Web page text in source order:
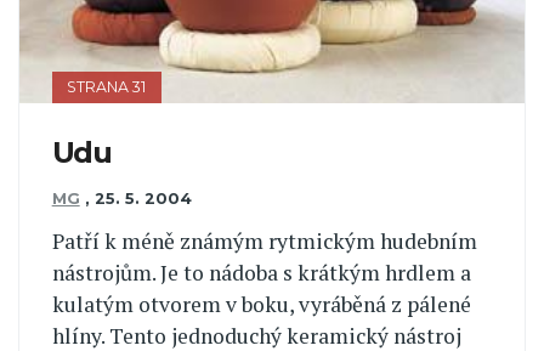
STRANA 31
Udu
MG , 25. 5. 2004
Patří k méně známým rytmickým hudebním
nástrojům. Je to nádoba s krátkým hrdlem a
kulatým otvorem v boku, vyráběná z pálené
hlíny. Tento jednoduchý keramický nástroj